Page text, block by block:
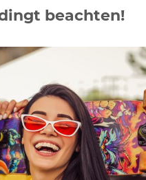
beachten!